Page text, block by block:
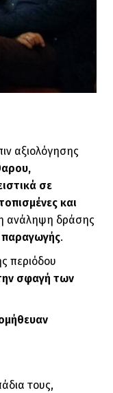
αξιολόγησης
σε
και
ανάληψη δράσης
παραγωγής.
περιόδου
σφαγή των
τους,